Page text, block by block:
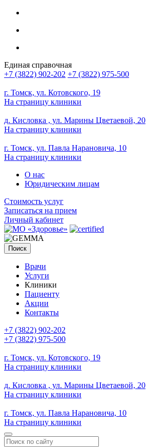
Единая справочная
+7 (3822) 902-202 +7 (3822) 975-500
г. Томск, ул. Котовского, 19
На страницу клиники
д. Кисловка , ул. Марины Цветаевой, 20
На страницу клиники
г. Томск, ул. Павла Нарановича, 10
На страницу клиники
О нас
Юридическим лицам
Стоимость услуг
Записаться на прием
Личный кабинет
Поиск
Врачи
Услуги
Клиники
Пациенту
Акции
Контакты
+7 (3822) 902-202
+7 (3822) 975-500
г. Томск, ул. Котовского, 19
На страницу клиники
д. Кисловка , ул. Марины Цветаевой, 20
На страницу клиники
г. Томск, ул. Павла Нарановича, 10
На страницу клиники